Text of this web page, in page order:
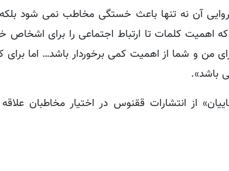
روایی آن نه تنها باعث خستگی مخاطب نمی شود
اهمیت کلمات تا ارتباط اجتماعی را برای اشخاص
من و شما از اهمیت کمی برخوردار باشد… اما
باشد».
مینو میری و محسن رضاییان» از انتشارات ققنوس در اختیار مخاطبان